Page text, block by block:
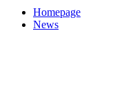
Homepage
News